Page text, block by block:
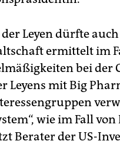
Leyen dürfte
ermittelt im
bei der
Leyens mit Big
wie im Fall
Berater der US-